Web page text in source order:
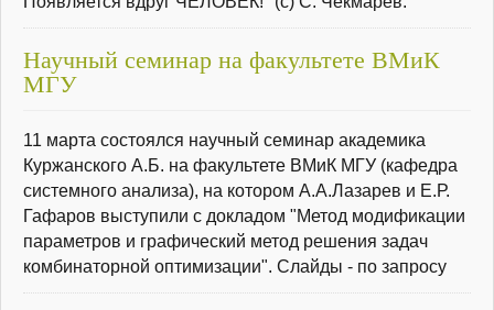
Научный семинар на факультете ВМиК
МГУ
11 марта состоялся научный семинар академика
Куржанского А.Б. на факультете ВМиК МГУ (кафедра
системного анализа), на котором А.А.Лазарев и Е.Р.
Гафаров выступили с докладом "Метод модификации
параметров и графический метод решения задач
комбинаторной оптимизации". Слайды - по запросу